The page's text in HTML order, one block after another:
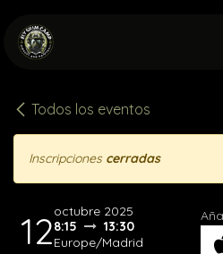
Todos los eventos
Inscripciones cerradas
12octubre 2025
8:15
13:30
Europe/Madrid